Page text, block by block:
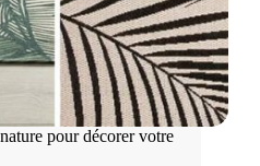
pour décorer votre